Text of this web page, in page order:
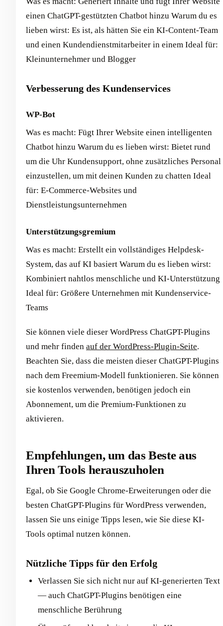
einen ChatGPT-gestützten Chatbot hinzu Warum du es
lieben wirst: Es ist, als hätten Sie ein KI-Content-Team
und einen Kundendienstmitarbeiter in einem Ideal für:
Kleinunternehmer und Blogger
Verbesserung des Kundenservices
WP-Bot
Was es macht: Fügt Ihrer Website einen intelligenten
Chatbot hinzu Warum du es lieben wirst: Bietet rund
um die Uhr Kundensupport, ohne zusätzliches Personal
einzustellen, um mit deinen Kunden zu chatten Ideal
für: E-Commerce-Websites und
Dienstleistungsunternehmen
Unterstützungsgremium
Was es macht: Erstellt ein vollständiges Helpdesk-
System, das auf KI basiert Warum du es lieben wirst:
Kombiniert nahtlos menschliche und KI-Unterstützung
Ideal für: Größere Unternehmen mit Kundenservice-
Teams
Sie können viele dieser WordPress ChatGPT-Plugins
und mehr finden auf der WordPress-Plugin-Seite.
Beachten Sie, dass die meisten dieser ChatGPT-Plugins
nach dem Freemium-Modell funktionieren. Sie können
sie kostenlos verwenden, benötigen jedoch ein
Abonnement, um die Premium-Funktionen zu
aktivieren.
Empfehlungen, um das Beste aus
Ihren Tools herauszuholen
Egal, ob Sie Google Chrome-Erweiterungen oder die
besten ChatGPT-Plugins für WordPress verwenden,
lassen Sie uns einige Tipps lesen, wie Sie diese KI-
Tools optimal nutzen können.
Nützliche Tipps für den Erfolg
Verlassen Sie sich nicht nur auf KI-generierten Text
— auch ChatGPT-Plugins benötigen eine
menschliche Berührung